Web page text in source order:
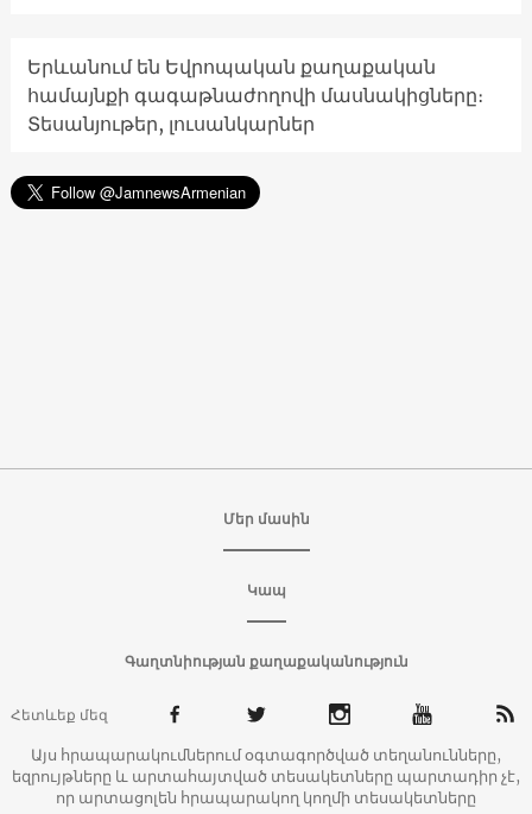
Երևանում են Եվրոպական քաղաքական
համայնքի գագաթնաժողովի մասնակիցները։
Տեսանյութեր, լուսանկարներ
Մեր մասին
Կապ
Գաղտնիության քաղաքականություն
Հետևեք մեզ
Այս հրապարակումներում օգտագործված տեղանունները,
եզրույթները և արտահայտված տեսակետները պարտադիր չէ,
որ արտացոլեն հրապարակող կողմի տեսակետները